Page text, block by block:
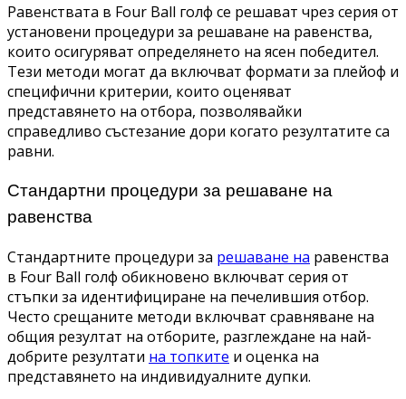
Равенствата в Four Ball голф се решават чрез серия от
установени процедури за решаване на равенства,
които осигуряват определянето на ясен победител.
Тези методи могат да включват формати за плейоф и
специфични критерии, които оценяват
представянето на отбора, позволявайки
справедливо състезание дори когато резултатите са
равни.
Стандартни процедури за решаване на
равенства
Стандартните процедури за решаване на равенства
в Four Ball голф обикновено включват серия от
стъпки за идентифициране на печелившия отбор.
Често срещаните методи включват сравняване на
общия резултат на отборите, разглеждане на най-
добрите резултати на топките и оценка на
представянето на индивидуалните дупки.